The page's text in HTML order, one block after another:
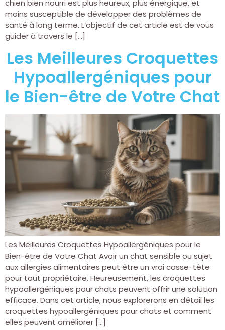
chien bien nourri est plus heureux, plus énergique, et
moins susceptible de développer des problèmes de
santé à long terme. L’objectif de cet article est de vous
guider à travers le […]
Les Meilleures Croquettes
Hypoallergéniques pour
le Bien-être de Votre Chat
Les Meilleures Croquettes Hypoallergéniques pour le
Bien-être de Votre Chat Avoir un chat sensible ou sujet
aux allergies alimentaires peut être un vrai casse-tête
pour tout propriétaire. Heureusement, les croquettes
hypoallergéniques pour chats peuvent offrir une solution
efficace. Dans cet article, nous explorerons en détail les
croquettes hypoallergéniques pour chats et comment
elles peuvent améliorer […]